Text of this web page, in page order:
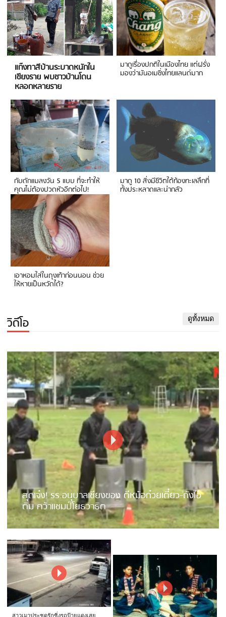
แก๊งทาสีบ้านระบาดหนักใน
เชียงราย พบชาวบ้านโดน
หลอกหลายราย
มาดูเรื่องปกติในเมืองไทย แต่ฝรั่ง
มองว่ามันอเมซิ่งไทยแลนด์มาก
กับดักแมลงวัน 5 แบบ ที่จะทำให้
คุณไม่ต้องปวดหัวอีกต่อไป!
มาดู 10 สิ่งมีชีวิตใต้ท้องทะเลลึกที่
ทั้งประหลาดและน่ากลัว
เอาหอมใส่ในถุงเท้าก่อนนอน ช่วย
ให้หายเป็นหวัดได้?
วิดีโอ ดูทั้งหมด
สุดเจ๋ง! รร.อนุบาลเชียงของ ตีหม้อก๋วยเตี๋ยว-ถังไอ
ติม คว้าแชมป์โยธวาธิต
สาวเมาประชดรักซิ่งรถป้ายแดงเสย